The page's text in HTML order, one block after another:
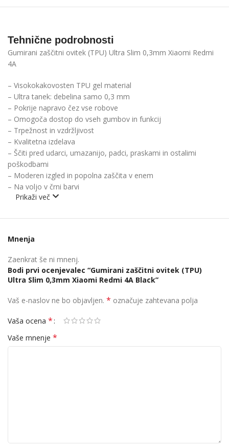
Tehnične podrobnosti
Gumirani zaščitni ovitek (TPU) Ultra Slim 0,3mm Xiaomi Redmi
4A
– Visokokakovosten TPU gel material
– Ultra tanek: debelina samo 0,3 mm
– Pokrije napravo čez vse robove
– Omogoča dostop do vseh gumbov in funkcij
– Trpežnost in vzdržljivost
– Kvalitetna izdelava
– Ščiti pred udarci, umazanijo, padci, praskami in ostalimi
poškodbami
– Moderen izgled in popolna zaščita v enem
– Na voljo v črni barvi
Prikaži več
Mnenja
Zaenkrat še ni mnenj.
Bodi prvi ocenjevalec “Gumirani zaščitni ovitek (TPU)
Ultra Slim 0,3mm Xiaomi Redmi 4A Black”
Vaš e-naslov ne bo objavljen. * označuje zahtevana polja
Vaša ocena *
Vaše mnenje *